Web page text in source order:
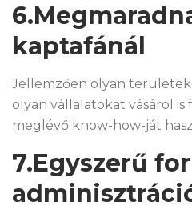
kaptafánál
Jellemzően olyan
olyan vállalatokat vásárol is
meglévő know-how-ját
7.Egyszerű